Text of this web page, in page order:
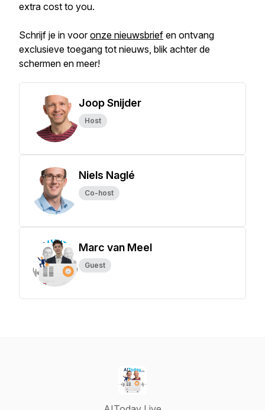
extra cost to you.
Schrijf je in vooronze nieuwsbrief en ontvang
exclusieve toegang tot nieuws, blik achter de
schermen en meer!
Joop Snijder
Host
Niels Naglé
Co-host
Marc van Meel
Guest